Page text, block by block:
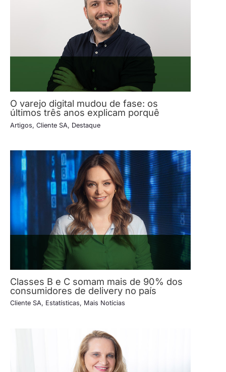
O varejo digital mudou de fase: os
últimos três anos explicam porquê
Artigos, Cliente SA, Destaque
Classes B e C somam mais de 90% dos
consumidores de delivery no país
Cliente SA, Estatísticas, Mais Notícias